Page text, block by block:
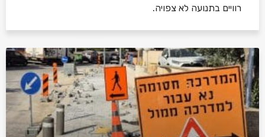
רוויים בתנועה לא צפויה.